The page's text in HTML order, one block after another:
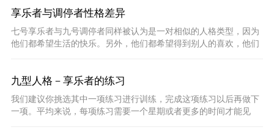
享乐者与调停者性格差异
七号享乐者与九号调停者同样被认为是一对相似的人格类型，因为
他们都希望生活的快乐。另外，他们都希望得到别人的喜欢，他们
九型人格－享乐者的练习
我们建议你挑选其中一项练习进行训练，完成这项练习以后再做下
一项。平均来说，每项练习需要一个星期或者更多的时间才能见